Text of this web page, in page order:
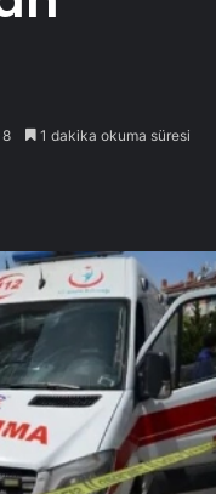
8 1 dakika okuma süresi